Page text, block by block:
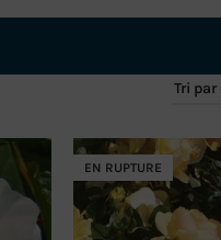
EN RUPTURE